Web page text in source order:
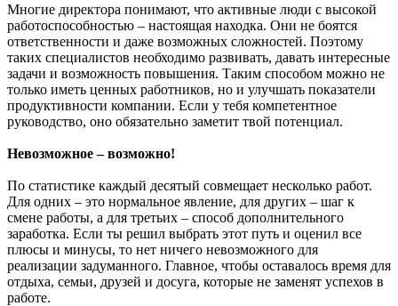
Многие директора понимают, что активные люди с высокой
работоспособностью – настоящая находка. Они не боятся
ответственности и даже возможных сложностей. Поэтому
таких специалистов необходимо развивать, давать интересные
задачи и возможность повышения. Таким способом можно не
только иметь ценных работников, но и улучшать показатели
продуктивности компании. Если у тебя компетентное
руководство, оно обязательно заметит твой потенциал.
Невозможное – возможно!
По статистике каждый десятый совмещает несколько работ.
Для одних – это нормальное явление, для других – шаг к
смене работы, а для третьих – способ дополнительного
заработка. Если ты решил выбрать этот путь и оценил все
плюсы и минусы, то нет ничего невозможного для
реализации задуманного. Главное, чтобы оставалось время для
отдыха, семьи, друзей и досуга, которые не заменят успехов в
работе.